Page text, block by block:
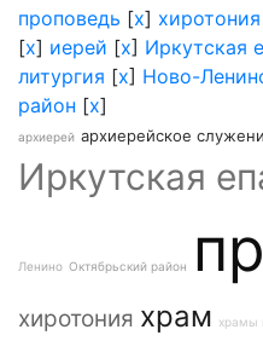
проповедь [x] хиротония
[x] иерей [x] Иркутская
литургия [x] Ново-
район [x]
архиерей архиерейское
Иркутская
Ленино Октябрьский район
хиротония храм храмы